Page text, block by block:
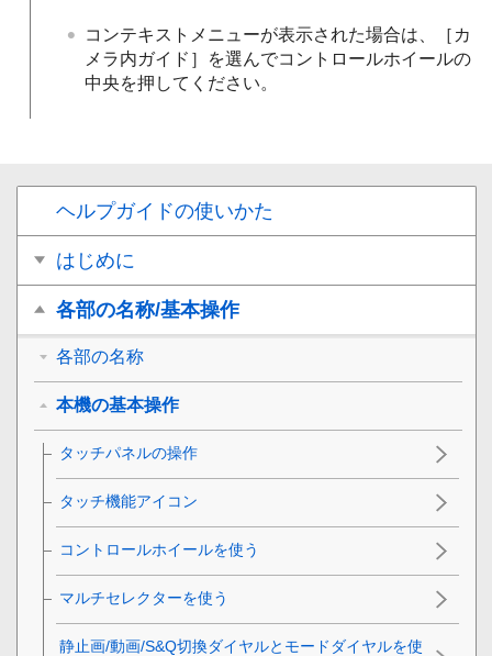
コンテキストメニューが表示された場合は、
［カ
メラ内ガイド］
を選んでコントロールホイールの
中央を押してください。
ヘルプガイドの使いかた
はじめに
各部の名称/基本操作
各部の名称
本機の基本操作
タッチパネルの操作
タッチ機能アイコン
コントロールホイールを使う
マルチセレクターを使う
静止画/動画/S&Q切換ダイヤルとモードダイヤルを使